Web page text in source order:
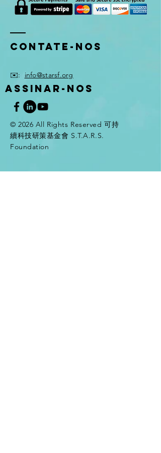
Contate-Nos
✉️: info@starsf.org
ASSINAR-NOS
© 2026 All Rights Reserved 可持
續科技研策基金會 S.T.A.R.S.
Foundation